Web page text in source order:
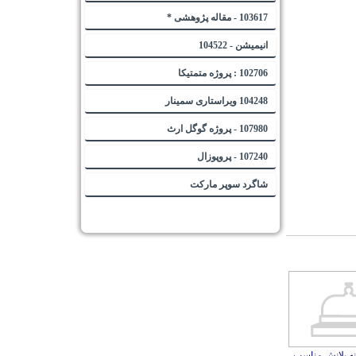
103617 - مقاله پژوهشی *
انیمیشن - 104522
102706 : پروژه متمتیکا
104248 ویراستاری سمینار
107980 - پروژه گوگل ارث
107240 - پروپوزال
شاگرد سوپر مارکت